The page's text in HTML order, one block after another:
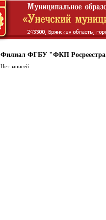
Филиал ФГБУ "ФКП
Нет записей